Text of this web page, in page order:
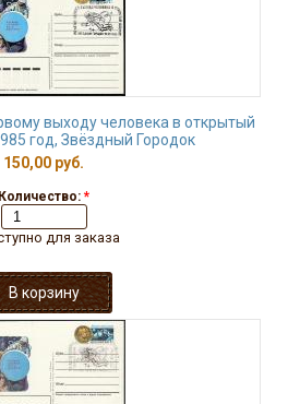
выходу человека в открытый
год, Звёздный Городок
150,00 руб.
Количество: *
для заказа